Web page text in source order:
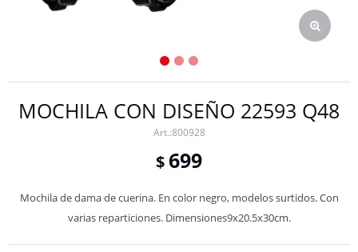
MOCHILA CON DISEÑO 22593 Q48
800928
$699
Mochila de dama de cuerina. En color negro, modelos surtidos. Con
varias reparticiones. Dimensiones9x20.5x30cm.